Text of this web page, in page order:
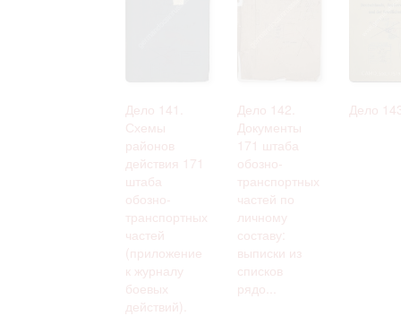
Дело 141.
Схемы
районов
действия 171
штаба
обозно-
транспортных
частей
(приложение
к журналу
боевых
действий).
Дело 142.
Документы
171 штаба
обозно-
транспортных
частей по
личному
составу:
выписки из
списков
рядо...
Дело